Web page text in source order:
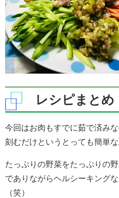
レシピまとめ
今回はお肉もすでに茹で済み
刻むだけというとっても簡単な
たっぷりの野菜をたっぷりの
でありながらヘルシーキング
（笑）